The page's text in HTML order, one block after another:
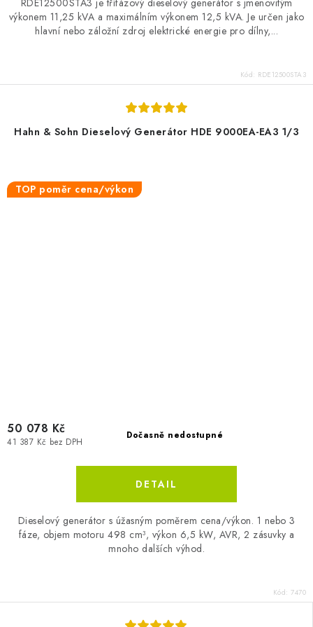
RDE12500STA3 je třífázový dieselový generátor s jmenovitým
výkonem 11,25 kVA a maximálním výkonem 12,5 kVA. Je určen jako
hlavní nebo záložní zdroj elektrické energie pro dílny,...
Kód: RDE12500STA3
Hahn & Sohn Dieselový Generátor HDE 9000EA-EA3 1/3
TOP poměr cena/výkon
Dočasně nedostupné
41 387 Kč bez DPH
50 078 Kč
Dieselový generátor s úžasným poměrem cena/výkon. 1 nebo 3
fáze, objem motoru 498 cm³, výkon 6,5 kW, AVR, 2 zásuvky a
mnoho dalších výhod.
Kód: 7470